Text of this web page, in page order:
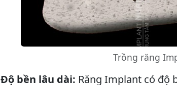
Trồng răng
Độ bền lâu dài: Răng Implant có độ